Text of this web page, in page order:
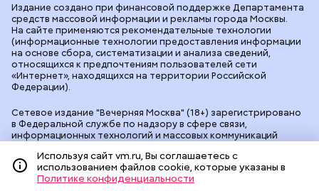
Сетевое издание "Вечерняя Москва" (18+) зарегистрировано
в Федеральной службе по надзору в сфере связи,
информационных технологий и массовых коммуникаций
90524 от 09.12.2025. Учредитель: АО "Редакция газеты
"Вечерняя Москва". Главный редактор vm.ru: Александр
Геннадьевич Глуходедов. Адрес редакции: 127015, г.Москва,
Издание создано при финансовой поддержке Департамента
средств массовой информации и рекламы города Москвы.
На сайте применяются рекомендательные технологии
(информационные технологии предоставления информации
на основе сбора, систематизации и анализа сведений,
относящихся к предпочтениям пользователей сети
«Интернет», находящихся на территории Российской
Федерации).
Используя сайт vm.ru, Вы соглашаетесь с
использованием файлов cookie, которые указаны в
Политике конфиденциальности